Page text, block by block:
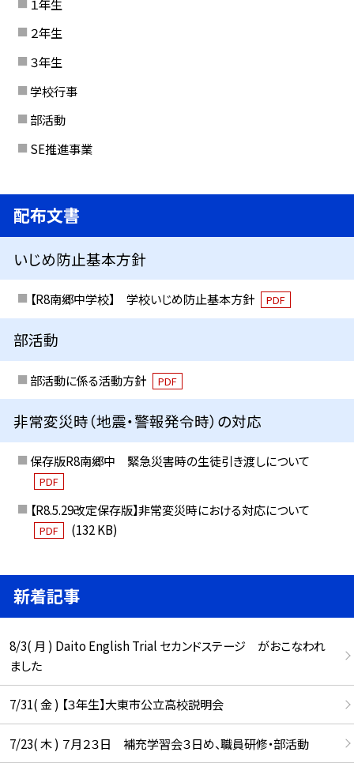
１年生
２年生
３年生
学校行事
部活動
SE推進事業
配布文書
いじめ防止基本方針
【R8南郷中学校】 学校いじめ防止基本方針 PDF
部活動
部活動に係る活動方針 PDF
非常変災時（地震・警報発令時）の対応
保存版R8南郷中 緊急災害時の生徒引き渡しについて
PDF
【R8.5.29改定保存版】非常変災時における対応について
PDF (132 KB)
新着記事
8/3( 月 ) Daito English Trial セカンドステージ がおこなわれ
ました
7/31( 金 ) 【３年生】大東市公立高校説明会
7/23( 木 ) ７月２３日 補充学習会３日め、職員研修・部活動